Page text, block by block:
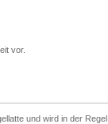
vor.
und wird in der Regel